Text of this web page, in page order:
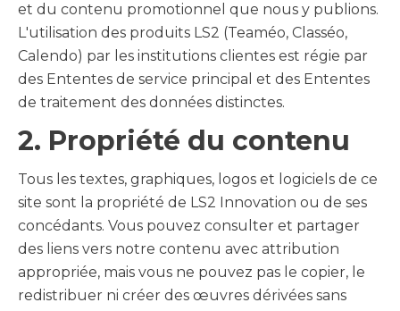
et du contenu promotionnel que nous y publions.
L'utilisation des produits LS2 (Teaméo, Classéo,
Calendo) par les institutions clientes est régie par
des Ententes de service principal et des Ententes
de traitement des données distinctes.
2. Propriété du contenu
Tous les textes, graphiques, logos et logiciels de ce
site sont la propriété de LS2 Innovation ou de ses
concédants. Vous pouvez consulter et partager
des liens vers notre contenu avec attribution
appropriée, mais vous ne pouvez pas le copier, le
redistribuer ni créer des œuvres dérivées sans